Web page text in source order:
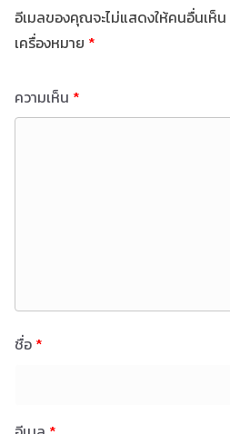
อีเมลของคุณจะไม่แสดงให้คนอื่นเห็น
เครื่องหมาย *
ความเห็น *
ชื่อ *